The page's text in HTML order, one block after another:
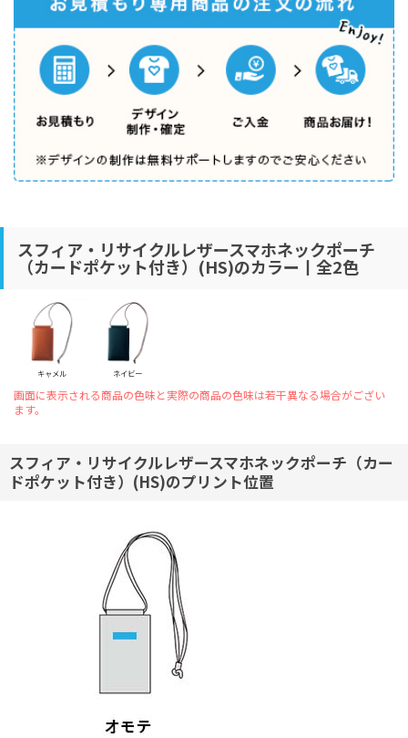
スフィア・リサイクルレザースマホネックポーチ
（カードポケット付き）(HS)のカラー丨全2色
キャメル ネイビー
画面に表示される商品の色味と実際の商品の色味は若干異なる場合がござい
ます。
スフィア・リサイクルレザースマホネックポーチ（カー
ドポケット付き）(HS)のプリント位置